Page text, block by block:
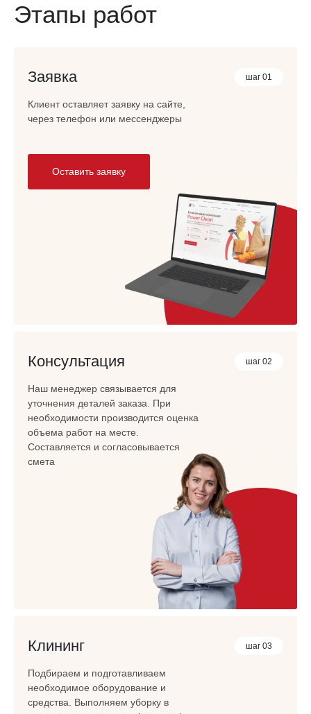
Этапы работ
шаг 01
Заявка
Клиент оставляет заявку на сайте,
через телефон или мессенджеры
Оставить заявку
шаг 02
Консультация
Наш менеджер связывается для
уточнения деталей заказа. При
необходимости производится оценка
объема работ на месте.
Составляется и согласовывается
смета
шаг 03
Клининг
Подбираем и подготавливаем
необходимое оборудование и
средства. Выполняем уборку в